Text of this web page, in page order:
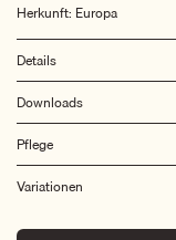
Herkunft: Europa
Details
Downloads
Pflege
Variationen